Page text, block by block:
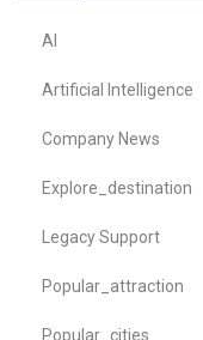
AI
Artificial Intelligence
Company News
Explore_destination
Legacy Support
Popular_attraction
Popular_cities